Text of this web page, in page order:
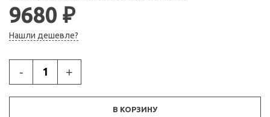
9680 ₽
Нашли дешевле?
- +
В КОРЗИНУ